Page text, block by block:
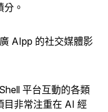
。
AIpp 的社交媒體影
平台互動的各類
目非常注重在 AI 經